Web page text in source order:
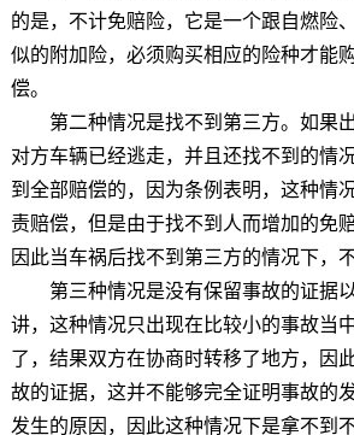
的是，不计免赔险，它是一个跟自燃险
似的附加险，必须购买相应的险种才能
偿。
第二种情况是找不到第三方。如果
对方车辆已经逃走，并且还找不到的情
到全部赔偿的，因为条例表明，这种情
责赔偿，但是由于找不到人而增加的免
因此当车祸后找不到第三方的情况下，
第三种情况是没有保留事故的证据
讲，这种情况只出现在比较小的事故当
了，结果双方在协商时转移了地方，因
故的证据，这并不能够完全证明事故的
发生的原因，因此这种情况下是拿不到